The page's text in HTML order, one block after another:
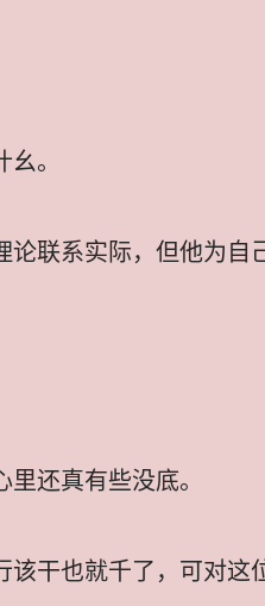
。
联系实际，但他为自
还真有些没底。
干也就千了，可对这